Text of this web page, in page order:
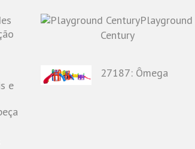
Playground
Century
27187: Ômega